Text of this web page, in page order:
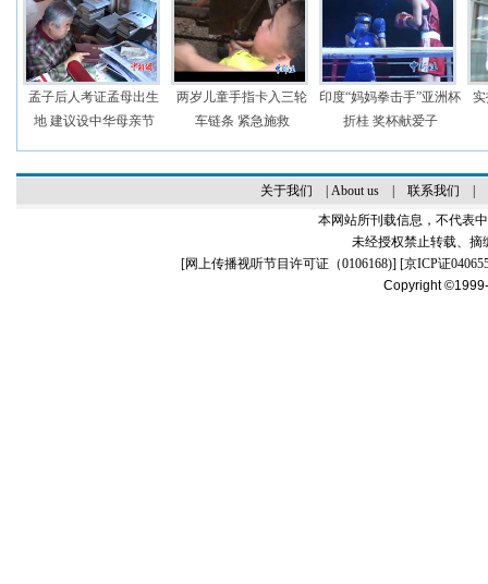
孟子后人考证孟母出生
地 建议设中华母亲节
两岁儿童手指卡入三轮
车链条 紧急施救
印度“妈妈拳击手”亚洲杯
折桂 奖杯献爱子
关于我们 About us| 联系我们
本网站所刊载信息，不代表
未经授权禁止转载、摘
[网上传播视听节目许可证（0106168)] [京ICP证
Copyright